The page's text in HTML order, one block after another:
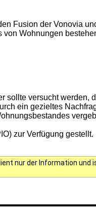
Fusion der Vonovia
Wohnungen
versucht
ein gezieltes
zur Verfügung gestellt.
nur der Information